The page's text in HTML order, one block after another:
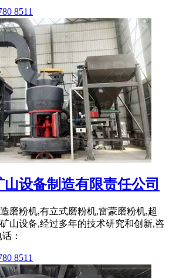
8511
设备制造有限责任公司
磨粉机,有立式磨粉机,雷蒙磨粉机,超
山设备,经过多年的技术研究和创新,咨
：
8511